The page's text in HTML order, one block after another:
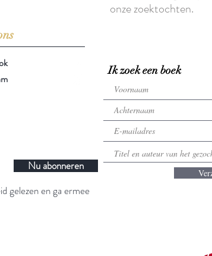
onze zoektochten.
Nu abonneren
gelezen en ga ermee
Ik zoek een boek